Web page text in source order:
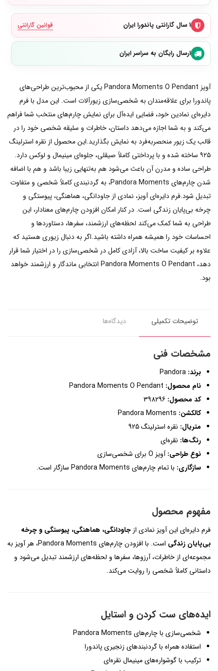
۱ سال گارانتی پاندورا ایران قوانین گارانتی
ارسال رایگان به سراسر ایران
آویز Pandora Moments O Pendant یکی از محبوب‌ترین طراحی‌های
پاندورا برای علاقه‌مندان به شخصی‌سازی زیورآلات است. این مدل با فرم
دایره‌ای نمادین خود، فضایی ایده‌آل برای نمایش چارم‌های منتخب شما فراهم
می‌کند و به شما اجازه می‌دهد داستان، خاطرات و سلیقه شخصی خود را در
قالب یک زیور منحصربه‌فرد به نمایش بگذارید.این محصول از نقره استرلینگ
۹۲۵ ساخته شده و با پرداختی کاملاً صیقلی، جلوه‌ای مینیمال و لوکس دارد.
طراحی ساده و مدرن آن باعث می‌شود هم به‌تنهایی زیبا باشد و هم با اضافه
شدن چارم‌های Pandora Moments، به گردنبندی کاملاً شخصی و متفاوت
تبدیل شود.فرم دایره‌ای آویز، نمادی از جاودانگی، هماهنگی، پیوستگی و
چرخه بی‌پایان زندگی است. در کنار امکان افزودن چارم‌های معنادار، این
طراحی به شما کمک می‌کند لحظه‌های ارزشمند، سفرها، دستاوردها و
احساسات خود را همیشه همراه داشته باشید.اگر به دنبال زیوری هستید که
علاوه بر کیفیت ساخت بالا، آزادی کامل در شخصی‌سازی را در اختیار شما قرار
دهد، Pandora Moments O Pendant انتخابی ماندگار و ارزشمند خواهد
بود.
توضیحات تکمیلی دیدگاه‌ها
مشخصات فنی
برند:
نام محصول:
کد محصول:
کالکشن:
متریال: نقره استرلینگ 925
رنگ‌ها: نقره‌ای
نوع طراحی:آویز O برای شخصی‌سازی
سازگاری: با تمام چارم‌های Pandora Moments سازگار است.
مفهوم محصول
فرم دایره‌ای این آویز نمادی از جاودانگی، هماهنگی، پیوستگی و چرخه
بی‌پایان زندگی
است. با افزودن چارم‌های Pandora Moments، هر آویز به
مجموعه‌ای از خاطرات، آرزوها، سفرها و لحظه‌های ارزشمند تبدیل می‌شود و
داستانی کاملاً شخصی را روایت می‌کند.
ایده‌های ست کردن و استایل
شخصی‌سازی با چارم‌های Pandora Moments
استفاده همراه با گردنبندهای زنجیری پاندورا
ترکیب با گوشواره‌های مینیمال نقره‌ای